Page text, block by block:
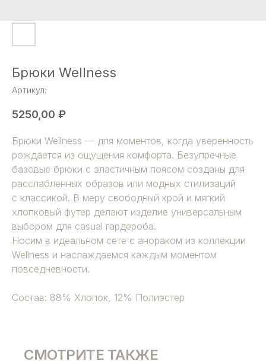
Брюки Wellness
Артикул:
5250,00 ₽
Брюки Wellness — для моментов, когда уверенность
рождается из ощущения комфорта. Безупречные
базовые брюки с эластичным поясом созданы для
расслабленных образов или модных стилизаций
с классикой. В меру свободный крой и мягкий
хлопковый футер делают изделие универсальным
выбором для casual гардероба.
Носим в идеальном сете с анораком из коллекции
Wellness и наслаждаемся каждым моментом
повседневности.
Состав: 88% Хлопок, 12% Полиэстер
СМОТРИТЕ ТАКЖЕ